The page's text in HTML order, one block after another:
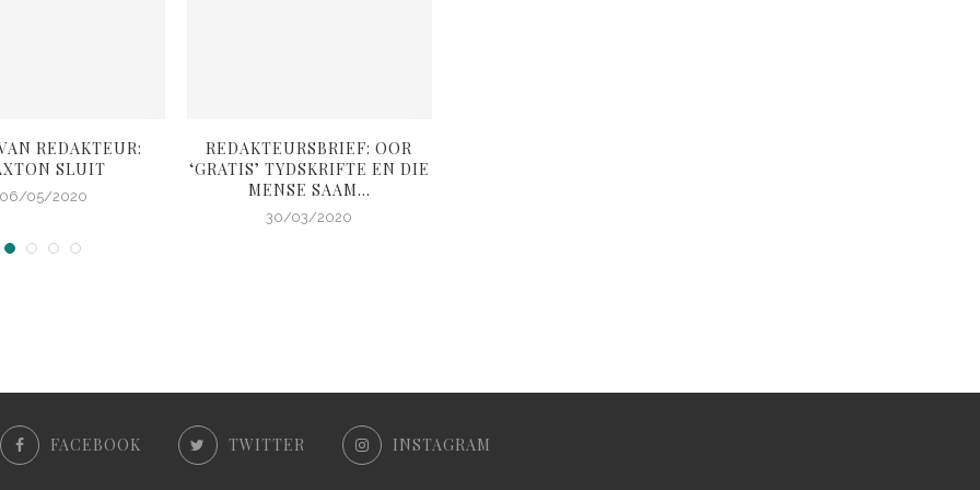
REDAKTEUR:
SLUIT
06/05/2020
REDAKTEURSBRIEF: OOR
‘GRATIS’ TYDSKRIFTE EN DIE
MENSE SAAM...
30/03/2020
FACEBOOK TWITTER INSTAGRAM